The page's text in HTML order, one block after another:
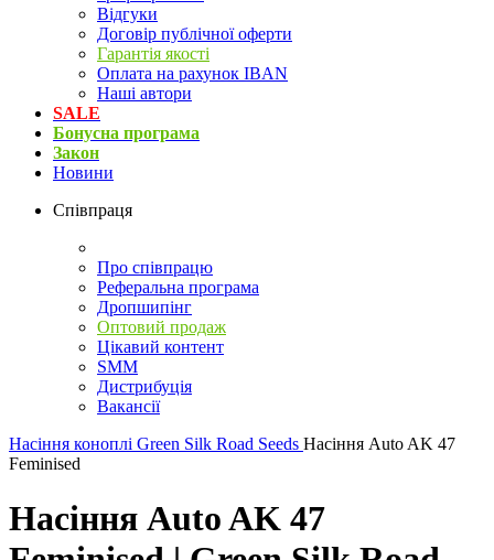
Відгуки
Договір публічної оферти
Гарантія якості
Оплата на рахунок IBAN
Наші автори
SALE
Бонусна програма
Закон
Новини
Співпраця
Про співпрацю
Реферальна програма
Дропшипінг
Оптовий продаж
Цікавий контент
SMM
Дистрибуція
Вакансії
Насіння коноплі Green Silk Road Seeds Насіння Auto AK 47
Feminised
Насіння Auto AK 47